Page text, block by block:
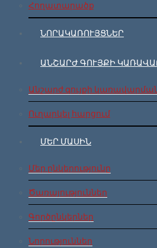
Հողատարածք
ՆՈՐԱԿԱՌՈՒՅՑՆԵՐ
ԱՆՇԱՐԺ ԳՈՒՅՔԻ
Անշարժ գույքի
Ուղարկել հարցում
ՄԵՐ ՄԱՍԻՆ
Մեր ընկերությունը
Ծառայություններ
Գործընկերներ
Նորություններ